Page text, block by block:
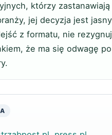
którzy zastanawiają
jej decyzja jest
z formatu, nie
że ma się odwagę